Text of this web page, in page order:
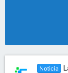
Noticia